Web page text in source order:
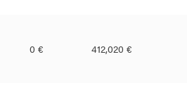
0 € 412,020 €